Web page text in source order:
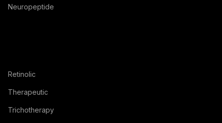
Neuropeptide
Retinolic
Therapeutic
Trichotherapy